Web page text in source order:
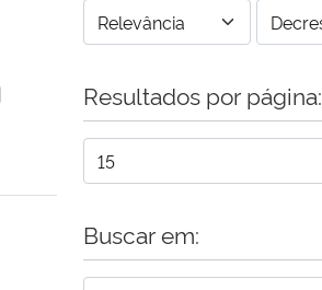
Resultados por página:
Buscar em: